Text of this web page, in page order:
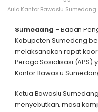
Aula Kantor Bawaslu Sumedang
Sumedang – Badan
Kabupaten Sumedang
melaksanakan rapat
Peraga Sosialisasi (APS)
Kantor Bawaslu
Ketua Bawaslu
menyebutkan, masa